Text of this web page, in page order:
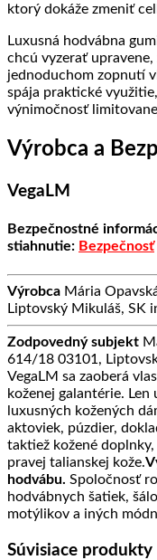
ktorý dokáže zmeniť
Luxusná hodvábna
chcú vyzerať upravene,
jednoduchom zopnutí
spája praktické
výnimočnosť
Výrobca a
VegaLM
Bezpečnostné
stiahnutie: Bezpečnosť
Výrobca Mária
Liptovský Mikuláš, SK
Zodpovedný subjekt
614/18 03101,
VegaLM sa zaoberá
koženej galantérie.
luxusných kožených
aktoviek, púzdier,
taktiež kožené
pravej talianskej kože.
hodvábu. Spoločnosť
hodvábnych šatiek,
motýlikov a iných
Súvisiace produkty